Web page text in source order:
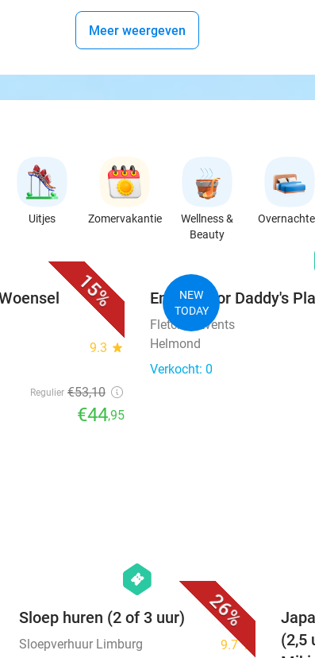
Meer weergeven
Uitjes Zomervakantie
Wellness &
Beauty
15%
9.3 star
Regulier €53,10
€44,95
NEW
TODAY
Entree voor Daddy's
Fletcher Events
Helmond
Verkocht: 0
26%
hexagon
events
Sloep huren (2 of 3 uur)
Sloepverhuur Limburg 9.7star
(2,5